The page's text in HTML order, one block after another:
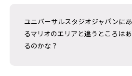
【コロナド観光】Trident Coffeeへ｜
ユニバーサルスタジオジャパンにあ
るマリオのエリアと違うところはあ
るのかな？